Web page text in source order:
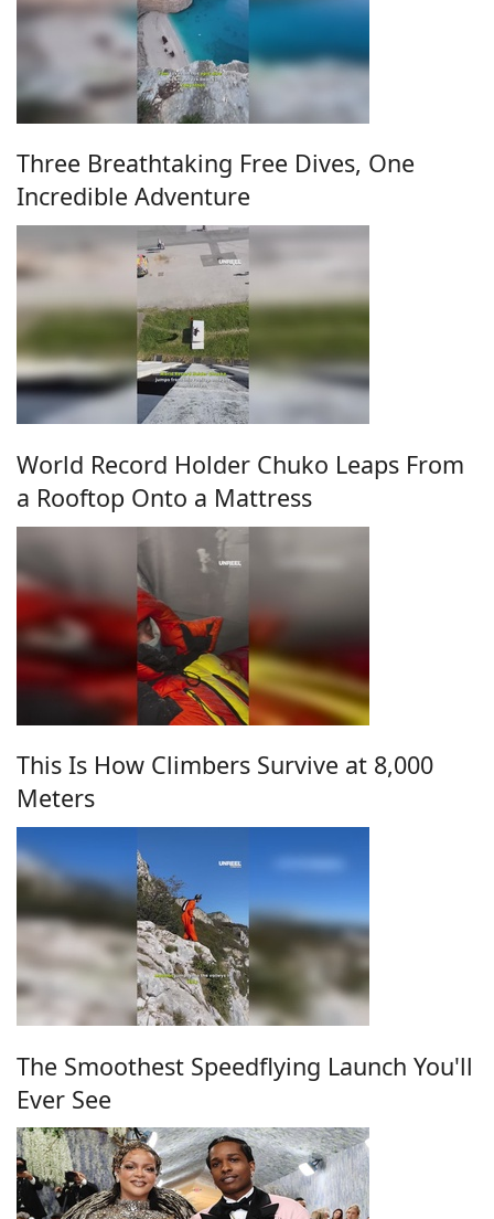
Three Breathtaking Free Dives, One
Incredible Adventure
World Record Holder Chuko Leaps From
a Rooftop Onto a Mattress
This Is How Climbers Survive at 8,000
Meters
The Smoothest Speedflying Launch You'll
Ever See